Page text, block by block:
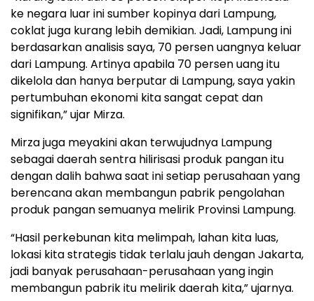
ke negara luar ini sumber kopinya dari Lampung,
coklat juga kurang lebih demikian. Jadi, Lampung ini
berdasarkan analisis saya, 70 persen uangnya keluar
dari Lampung. Artinya apabila 70 persen uang itu
dikelola dan hanya berputar di Lampung, saya yakin
pertumbuhan ekonomi kita sangat cepat dan
signifikan,” ujar Mirza.
Mirza juga meyakini akan terwujudnya Lampung
sebagai daerah sentra hilirisasi produk pangan itu
dengan dalih bahwa saat ini setiap perusahaan yang
berencana akan membangun pabrik pengolahan
produk pangan semuanya melirik Provinsi Lampung.
“Hasil perkebunan kita melimpah, lahan kita luas,
lokasi kita strategis tidak terlalu jauh dengan Jakarta,
jadi banyak perusahaan-perusahaan yang ingin
membangun pabrik itu melirik daerah kita,” ujarnya.